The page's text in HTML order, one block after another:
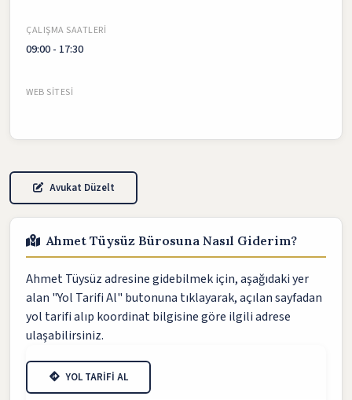
ÇALIŞMA SAATLERI
09:00 - 17:30
WEB SITESI
Avukat Düzelt
Ahmet Tüysüz Bürosuna Nasıl Giderim?
Ahmet Tüysüz adresine gidebilmek için, aşağıdaki yer
alan "Yol Tarifi Al" butonuna tıklayarak, açılan sayfadan
yol tarifi alıp koordinat bilgisine göre ilgili adrese
ulaşabilirsiniz.
YOL TARİFİ AL